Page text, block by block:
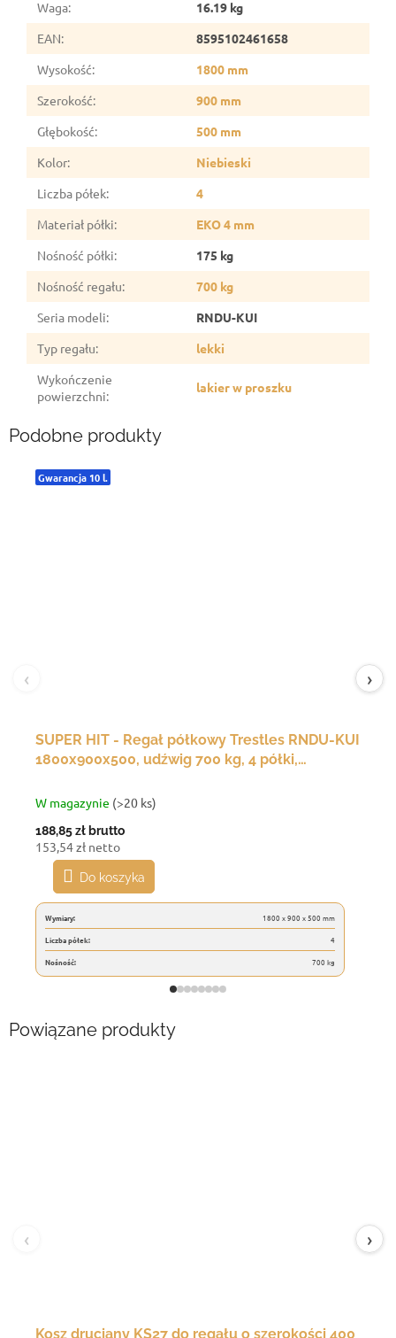
Waga:
16.19 kg
EAN:
8595102461658
Wysokość:
1800 mm
Szerokość:
900 mm
Głębokość:
500 mm
Kolor:
Niebieski
Liczba półek:
4
Materiał półki:
EKO 4 mm
Nośność półki:
175 kg
Nośność regału:
700 kg
Seria modeli:
RNDU-KUI
Typ regału:
lekki
Wykończenie
powierzchni:
lakier w proszku
Podobne produkty
Gwarancja 10 l.
SUPER HIT - Regał półkowy Trestles RNDU-KUI
1800x900x500, udźwig 700 kg, 4 półki,
W magazynie (>20 ks)
188,85 zł brutto
153,54 zł netto
Do koszyka
Wymiary:
1800 x 900 x 500 mm
Liczba półek:
4
Nośność:
700 kg
‹ ›
Powiązane produkty
Kosz druciany KS27 do regału o szerokości 400
‹ ›